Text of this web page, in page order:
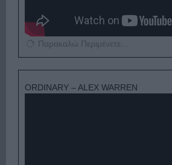
Παρακαλώ Περιμένετε...
ORDINARY – ALEX WARREN